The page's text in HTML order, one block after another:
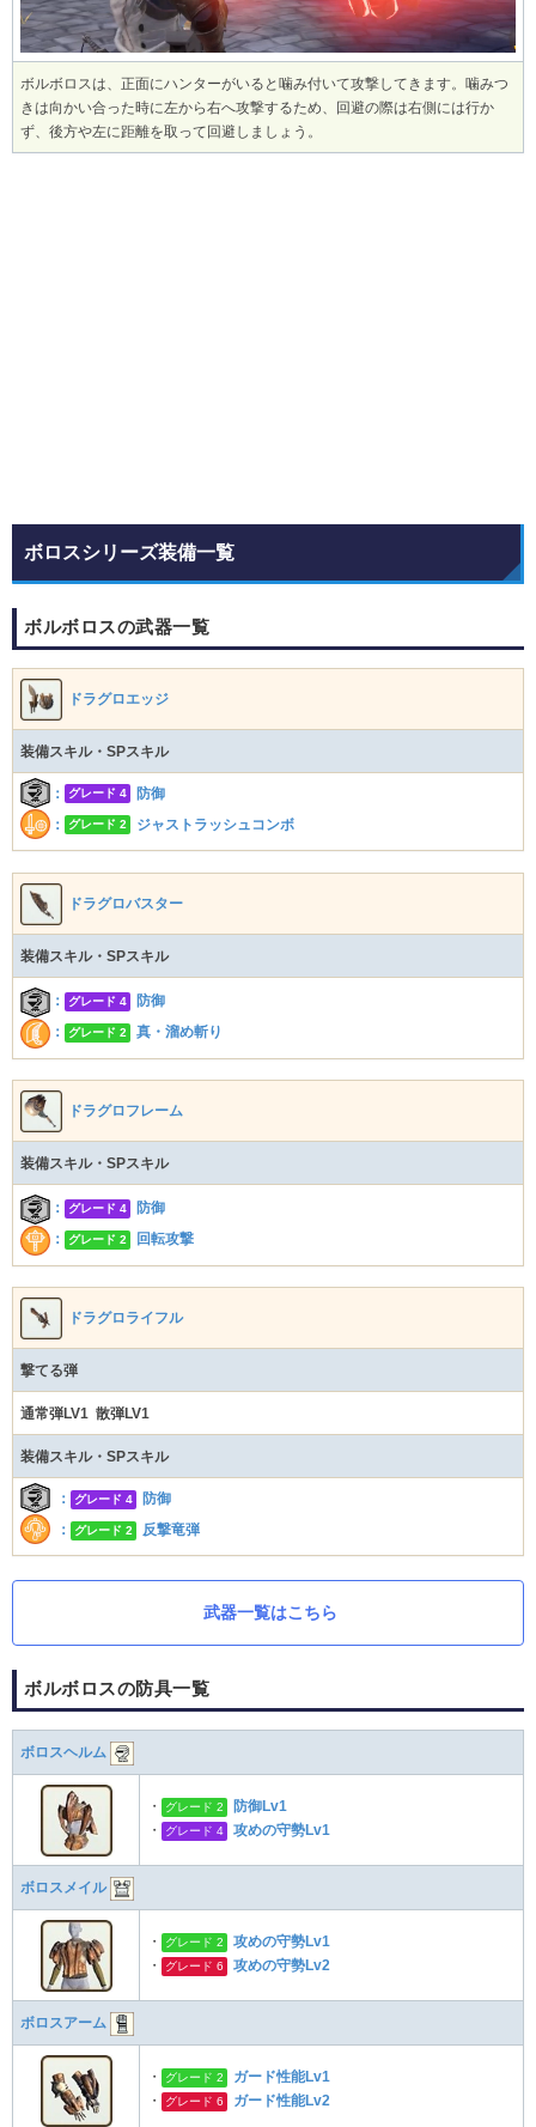
ボルボロスは、正面にハンターがいると噛み付いて攻撃してきます。噛みつ
きは向かい合った時に左から右へ攻撃するため、回避の際は右側には行か
ず、後方や左に距離を取って回避しましょう。
ボロスシリーズ装備一覧
ボルボロスの武器一覧
ドラグロエッジ
装備スキル・SPスキル
： グレード 4 防御
： グレード 2 ジャストラッシュコンボ
ドラグロバスター
装備スキル・SPスキル
： グレード 4 防御
： グレード 2 真・溜め斬り
ドラグロフレーム
装備スキル・SPスキル
： グレード 4 防御
： グレード 2 回転攻撃
ドラグロライフル
撃てる弾
通常弾LV1 散弾LV1
装備スキル・SPスキル
： グレード 4 防御
： グレード 2 反撃竜弾
武器一覧はこちら
ボルボロスの防具一覧
ボロスヘルム
・ グレード 2
防御Lv1
・
グレード 4 攻めの守勢Lv1
ボロスメイル
・ グレード 2
攻めの守勢Lv1
・
グレード 6 攻めの守勢Lv2
ボロスアーム
・ グレード 2
ガード性能Lv1
・
グレード 6 ガード性能Lv2